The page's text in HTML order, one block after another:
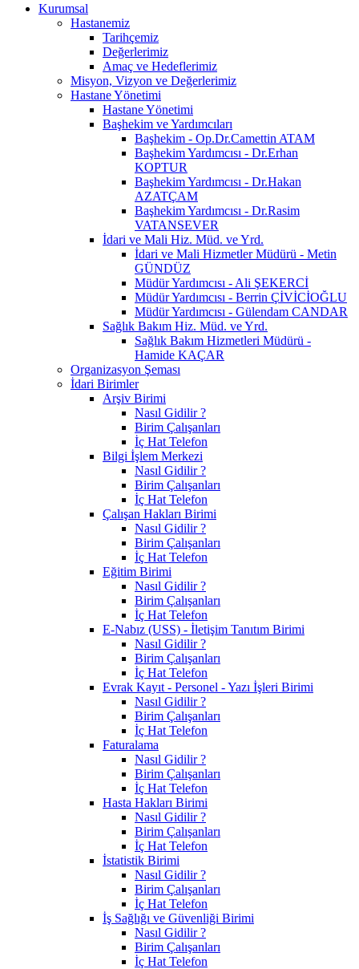
Kurumsal
Hastanemiz
Tarihçemiz
Değerlerimiz
Amaç ve Hedeflerimiz
Misyon, Vizyon ve Değerlerimiz
Hastane Yönetimi
Hastane Yönetimi
Başhekim ve Yardımcıları
Başhekim - Op.Dr.Camettin ATAM
Başhekim Yardımcısı - Dr.Erhan
KOPTUR
Başhekim Yardımcısı - Dr.Hakan
AZATÇAM
Başhekim Yardımcısı - Dr.Rasim
VATANSEVER
İdari ve Mali Hiz. Müd. ve Yrd.
İdari ve Mali Hizmetler Müdürü - Metin
GÜNDÜZ
Müdür Yardımcısı - Ali ŞEKERCİ
Müdür Yardımcısı - Berrin ÇİVİCİOĞLU
Müdür Yardımcısı - Gülendam CANDAR
Sağlık Bakım Hiz. Müd. ve Yrd.
Sağlık Bakım Hizmetleri Müdürü -
Hamide KAÇAR
Organizasyon Şeması
İdari Birimler
Arşiv Birimi
Nasıl Gidilir ?
Birim Çalışanları
İç Hat Telefon
Bilgi İşlem Merkezi
Nasıl Gidilir ?
Birim Çalışanları
İç Hat Telefon
Çalışan Hakları Birimi
Nasıl Gidilir ?
Birim Çalışanları
İç Hat Telefon
Eğitim Birimi
Nasıl Gidilir ?
Birim Çalışanları
İç Hat Telefon
E-Nabız (USS) - İletişim Tanıtım Birimi
Nasıl Gidilir ?
Birim Çalışanları
İç Hat Telefon
Evrak Kayıt - Personel - Yazı İşleri Birimi
Nasıl Gidilir ?
Birim Çalışanları
İç Hat Telefon
Faturalama
Nasıl Gidilir ?
Birim Çalışanları
İç Hat Telefon
Hasta Hakları Birimi
Nasıl Gidilir ?
Birim Çalışanları
İç Hat Telefon
İstatistik Birimi
Nasıl Gidilir ?
Birim Çalışanları
İç Hat Telefon
İş Sağlığı ve Güvenliği Birimi
Nasıl Gidilir ?
Birim Çalışanları
İç Hat Telefon